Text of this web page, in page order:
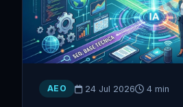
AEO 24 Jul 2026 4 min